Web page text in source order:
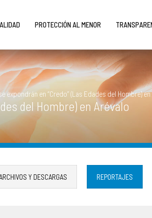
PROTECCIÓN AL MENOR
expondrán en “Credo” (Las Edades del Hombre)
del Hombre) en Arévalo
Y DESCARGAS REPORTAJES